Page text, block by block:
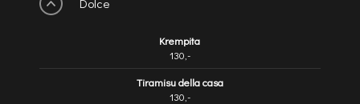
Dolce
Krempita
130,-
Tiramisu della casa
130,-